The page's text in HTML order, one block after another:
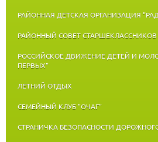
РАЙОННАЯ ДЕТСКАЯ ОРГАНИЗАЦИЯ
РАЙОННЫЙ СОВЕТ
РОССИЙСКОЕ ДВИЖЕНИЕ ДЕТЕЙ И
ПЕРВЫХ"
ЛЕТНИЙ ОТДЫХ
СЕМЕЙНЫЙ КЛУБ "ОЧАГ"
СТРАНИЧКА БЕЗОПАСНОСТИ